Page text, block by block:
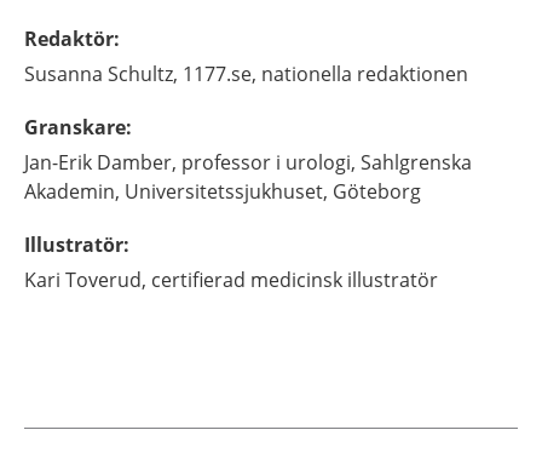
Redaktör:
Susanna Schultz, 1177.se, nationella redaktionen
Granskare:
Jan-Erik Damber, professor i urologi, Sahlgrenska
Akademin, Universitetssjukhuset, Göteborg
Illustratör:
Kari Toverud, certifierad medicinsk illustratör